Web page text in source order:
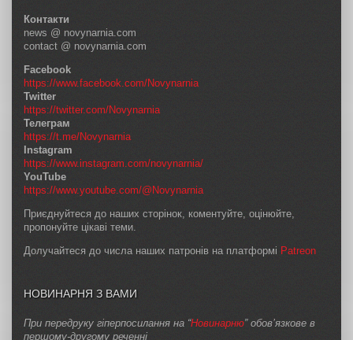
Контакти
news @ novynarnia.com
contact @ novynarnia.com
Facebook
https://www.facebook.com/Novynarnia
Twitter
https://twitter.com/Novynarnia
Телеграм
https://t.me/Novynarnia
Instagram
https://www.instagram.com/novynarnia/
YouTube
https://www.youtube.com/@Novynarnia
Приєднуйтеся до наших сторінок, коментуйте, оцінюйте,
пропонуйте цікаві теми.
Долучайтеся до числа наших патронів на платформі Patreon
НОВИНАРНЯ З ВАМИ
При передруку гіперпосилання на “Новинарню” обов’язкове в
першому-другому реченні